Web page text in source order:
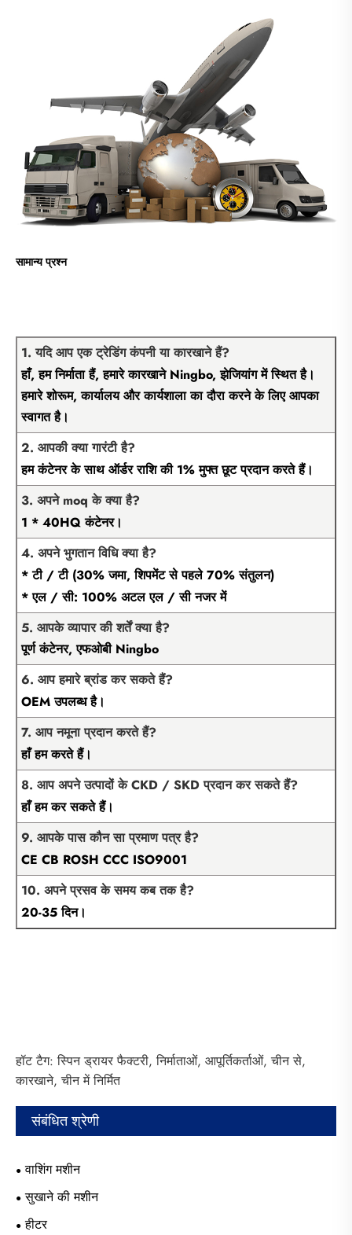
सामान्य प्रश्न
1. यदि आप एक ट्रेडिंग कंपनी या कारखाने हैं?
हाँ, हम निर्माता हैं, हमारे कारखाने Ningbo, झेजियांग में स्थित है।
हमारे शोरूम, कार्यालय और कार्यशाला का दौरा करने के लिए आपका
स्वागत है।
2. आपकी क्या गारंटी है?
हम कंटेनर के साथ ऑर्डर राशि की 1% मुफ्त छूट प्रदान करते हैं।
3. अपने moq के क्या है?
1 * 40HQ कंटेनर।
4. अपने भुगतान विधि क्या है?
* टी / टी (30% जमा, शिपमेंट से पहले 70% संतुलन)
* एल / सी: 100% अटल एल / सी नजर में
5. आपके व्यापार की शर्तें क्या है?
पूर्ण कंटेनर, एफओबी Ningbo
6. आप हमारे ब्रांड कर सकते हैं?
OEM उपलब्ध है।
7. आप नमूना प्रदान करते हैं?
हाँ हम करते हैं।
8. आप अपने उत्पादों के CKD / SKD प्रदान कर सकते हैं?
हाँ हम कर सकते हैं।
9. आपके पास कौन सा प्रमाण पत्र है?
CE CB ROSH CCC ISO9001
10. अपने प्रसव के समय कब तक है?
20-35 दिन।
हॉट टैग: स्पिन ड्रायर फैक्टरी, निर्माताओं, आपूर्तिकर्ताओं, चीन से,
कारखाने, चीन में निर्मित
संबंधित श्रेणी
वाशिंग मशीन
सुखाने की मशीन
हीटर